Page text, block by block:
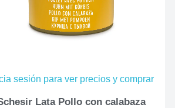
sesión para ver precios y comprar
Lata Pollo con calabaza